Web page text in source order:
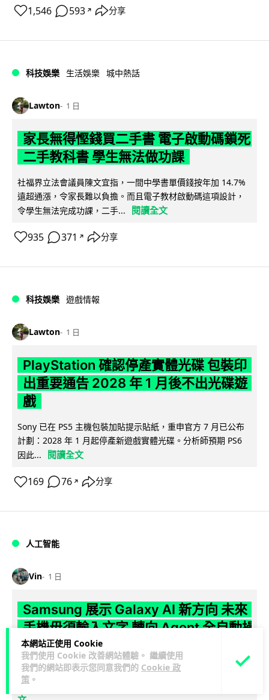
本網站正使用 Cookie
我們使用 Cookie 改善網站體驗。 繼續使用
我們的網站即表示您同意我們的 Cookie 政
策 。
1,546 593 ↗ 分享
科技娛樂 生活娛樂 城中熱話
Lawton 1 日
家長無得慳錢買二手書 電子啟動碼鎖死
二手教科書 學生無法做功課
社福界立法會議員陳文宜指，一間中學書單價錢按年加 14.7%
遠超通漲，令家長難以負擔。而且電子教材啟動碼這項設計，
令學生無法完成功課，二手...
閱讀全文
935 371 ↗ 分享
科技娛樂 遊戲情報
Lawton 1 日
PlayStation 確認停產實體光碟 包裝印
出重要通告 2028 年 1 月後不出光碟遊
戲
Sony 已在 PS5 主機包裝加貼提示貼紙，重申官方 7 月已公布
計劃：2028 年 1 月起停產新遊戲實體光碟。分析師預期 PS6
因此...
閱讀全文
169 76 ↗ 分享
人工智能
Vin 1 日
Samsung 展示 Galaxy AI 新方向 未來
手機毋須輸入文字 轉向 Agent 全自動操
作
Samsung 電子 MX 部門顧客體驗辦公室主管兼副總裁 Jay Kim
表示，品牌正推動 Galaxy AI 邁向全自動化 Agent...